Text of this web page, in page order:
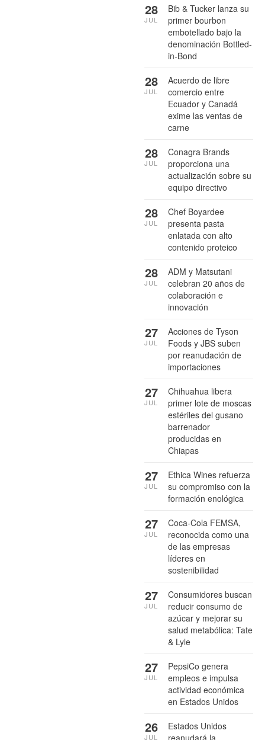
Bib & Tucker lanza su
primer bourbon
embotellado bajo la
denominación Bottled-
in-Bond
28
JUL
Acuerdo de libre
comercio entre
Ecuador y Canadá
exime las ventas de
carne
28
JUL
Conagra Brands
proporciona una
actualización sobre su
equipo directivo
28
JUL
Chef Boyardee
presenta pasta
enlatada con alto
contenido proteico
28
JUL
ADM y Matsutani
celebran 20 años de
colaboración e
innovación
28
JUL
Acciones de Tyson
Foods y JBS suben
por reanudación de
importaciones
27
JUL
Chihuahua libera
primer lote de moscas
estériles del gusano
barrenador
producidas en
Chiapas
27
JUL
Ethica Wines refuerza
su compromiso con la
formación enológica
27
JUL
Coca-Cola FEMSA,
reconocida como una
de las empresas
líderes en
sostenibilidad
27
JUL
Consumidores buscan
reducir consumo de
azúcar y mejorar su
salud metabólica: Tate
& Lyle
27
JUL
PepsiCo genera
empleos e impulsa
actividad económica
en Estados Unidos
27
JUL
Estados Unidos
26
JUL